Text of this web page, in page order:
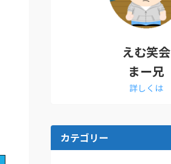
えむ笑会
まー兄
詳しくは
カテゴリー